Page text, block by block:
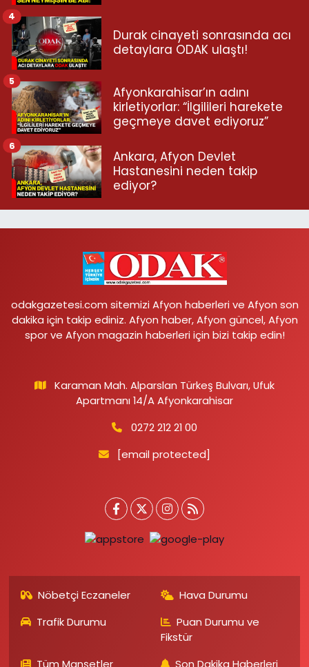
Durak cinayeti sonrasında acı
detaylara ODAK ulaştı!
4
Afyonkarahisar’ın adını
kirletiyorlar: “İlgilileri harekete
geçmeye davet ediyoruz”
5
Ankara, Afyon Devlet
Hastanesini neden takip
ediyor?
6
odakgazetesi.com sitemizi Afyon haberleri ve Afyon son
dakika için takip ediniz. Afyon haber, Afyon güncel, Afyon
spor ve Afyon magazin haberleri için bizi takip edin!
Karaman Mah. Alparslan Türkeş Bulvarı, Ufuk
Apartmanı 14/A Afyonkarahisar
0272 212 21 00
[email protected]
Nöbetçi Eczaneler
Hava Durumu
Trafik Durumu
Puan Durumu ve
Fikstür
Tüm Manşetler
Son Dakika Haberleri